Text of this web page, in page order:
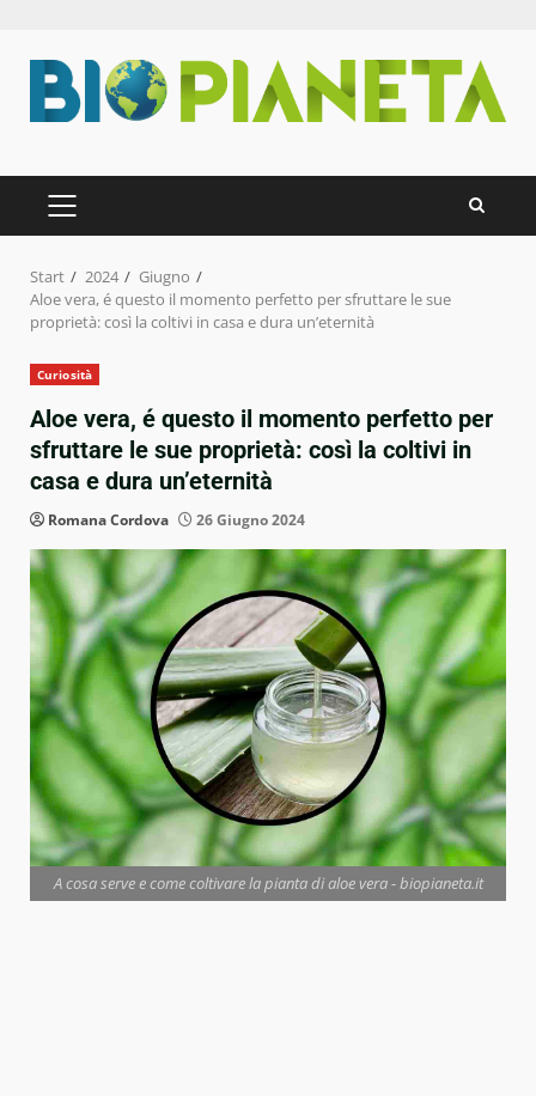
Inhalt
springen
PRIMÄRES
MENÜ
Start 2024
Giugno
Aloe vera, é questo il momento perfetto per sfruttare le sue
proprietà: così la coltivi in casa e dura un’eternità
Curiosità
Aloe vera, é questo il momento perfetto per
sfruttare le sue proprietà: così la coltivi in
casa e dura un’eternità
Romana Cordova 26 Giugno 2024
A cosa serve e come coltivare la pianta di aloe vera - biopianeta.it